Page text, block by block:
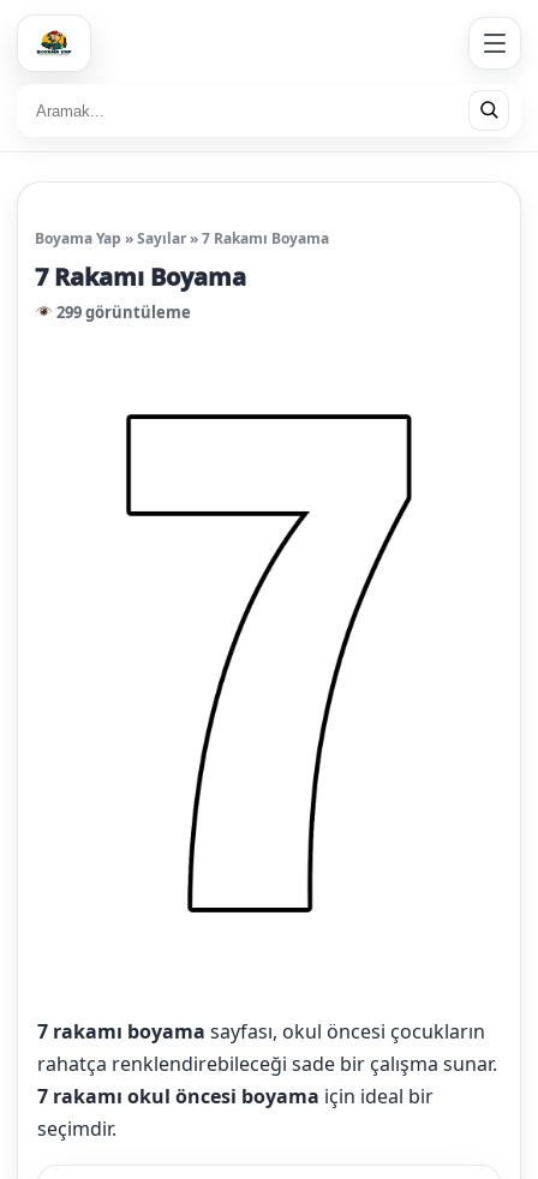
Boyama Yap »Sayılar»7 Rakamı Boyama
7 Rakamı Boyama
299 görüntüleme
7 rakamı boyama sayfası, okul öncesi çocukların
rahatça renklendirebileceği sade bir çalışma sunar.
7 rakamı okul öncesi boyama için ideal bir
seçimdir.